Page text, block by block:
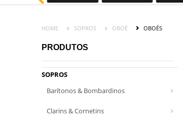
HOME SOPROS OBOÉ OBOÉS
PRODUTOS
SOPROS
Barítonos & Bombardinos
Clarins & Cornetins